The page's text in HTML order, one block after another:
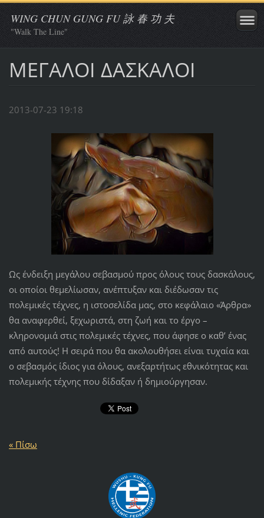
WING CHUN GUNG FU 詠 春 功 夫
"Walk The Line"
ΜΕΓΑΛΟΙ ΔΑΣΚΑΛΟΙ
2013-07-23 19:18
Ως ένδειξη μεγάλου σεβασμού προς όλους τους δασκάλους,
οι οποίοι θεμελίωσαν, ανέπτυξαν και διέδωσαν τις
πολεμικές τέχνες, η ιστοσελίδα μας, στο κεφάλαιο «Άρθρα»
θα αναφερθεί, ξεχωριστά, στη ζωή και το έργο –
κληρονομιά στις πολεμικές τέχνες, που άφησε ο καθ’ ένας
από αυτούς! Η σειρά που θα ακολουθήσει είναι τυχαία και
ο σεβασμός ίδιος για όλους, ανεξαρτήτως εθνικότητας και
πολεμικής τέχνης που δίδαξαν ή δημιούργησαν.
« Πίσω